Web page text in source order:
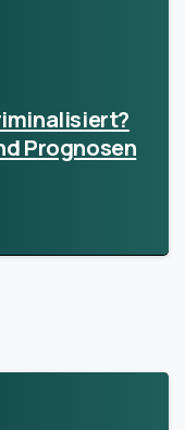
Prognosen